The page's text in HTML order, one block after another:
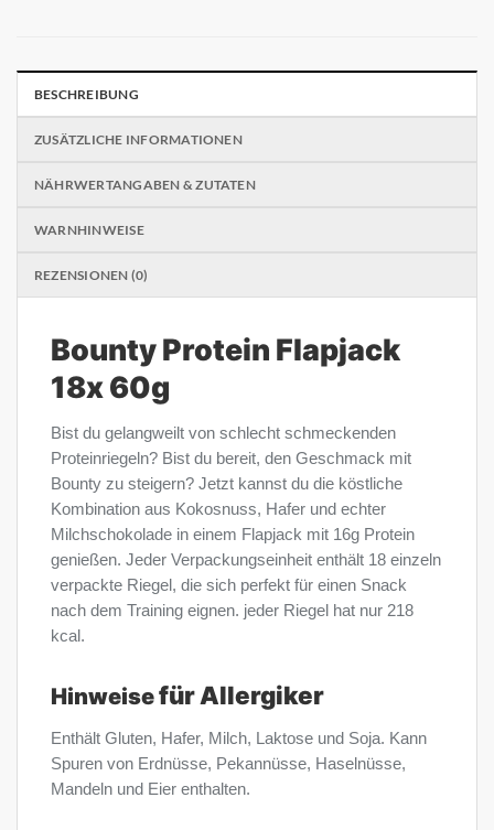
BESCHREIBUNG
ZUSÄTZLICHE INFORMATIONEN
NÄHRWERTANGABEN & ZUTATEN
WARNHINWEISE
REZENSIONEN (0)
Bounty Protein Flapjack
18x 60g
Bist du gelangweilt von schlecht schmeckenden
Proteinriegeln? Bist du bereit, den Geschmack mit
Bounty zu steigern? Jetzt kannst du die köstliche
Kombination aus Kokosnuss, Hafer und echter
Milchschokolade in einem Flapjack mit 16g Protein
genießen. Jeder Verpackungseinheit enthält 18 einzeln
verpackte Riegel, die sich perfekt für einen Snack
nach dem Training eignen. jeder Riegel hat nur 218
kcal.
Hinweisefür Allergiker
Enthält Gluten, Hafer, Milch, Laktose und Soja. Kann
Spuren von Erdnüsse, Pekannüsse, Haselnüsse,
Mandeln und Eier enthalten.